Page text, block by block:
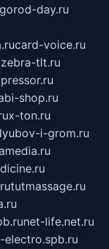
day.ru
card-voice.ru
zebra-tlt.ru
shop.ru
x-ton.ru
i-grom.ru
tutmassage.ru
net-life.net.ru
electro.spb.ru